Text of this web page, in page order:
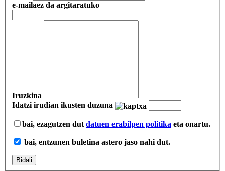
e-mailaez da argitaratuko
Iruzkina
Idatzi irudian ikusten duzuna
bai, ezagutzen dut datuen erabilpen politika eta onartu.
bai, entzunen buletina astero jaso nahi dut.